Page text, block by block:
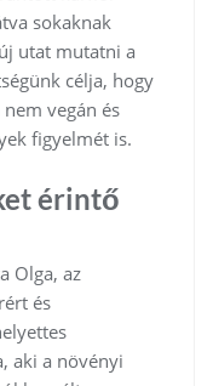
sokaknak
utat mutatni a
célja, hogy
vegán és
figyelmét is.
érintő
Olga, az
és
aki a növényi